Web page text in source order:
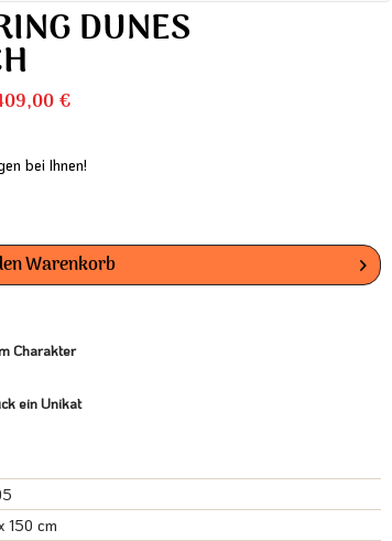
DUNES
€
bei Ihnen!
Warenkorb
Charakter
ein Unikat
150 cm